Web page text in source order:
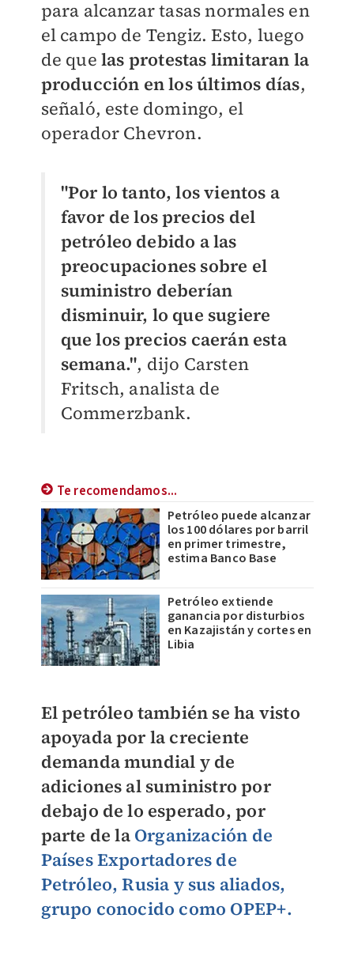
para alcanzar tasas normales en
el campo de Tengiz. Esto, luego
de que las protestas limitaran la
producción en los últimos días,
señaló, este domingo, el
operador Chevron.
"Por lo tanto, los vientos a
favor de los precios del
petróleo debido a las
preocupaciones sobre el
suministro deberían
disminuir, lo que sugiere
que los precios caerán esta
semana.", dijo Carsten
Fritsch, analista de
Commerzbank.
Te recomendamos...
Petróleo puede alcanzar
los 100 dólares por barril
en primer trimestre,
estima Banco Base
Petróleo extiende
ganancia por disturbios
en Kazajistán y cortes en
Libia
El petróleo también se ha visto
apoyada por la creciente
demanda mundial y de
adiciones al suministro por
debajo de lo esperado, por
parte de la Organización de
Países Exportadores de
Petróleo, Rusia y sus aliados,
grupo conocido como OPEP+.